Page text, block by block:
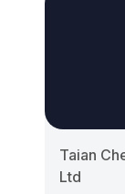
Taian
Ltd